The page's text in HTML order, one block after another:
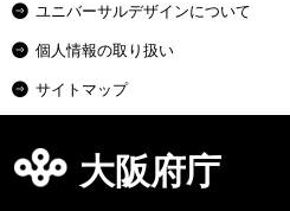
ユニバーサルデザインについて
個人情報の取り扱い
サイトマップ
大阪府庁